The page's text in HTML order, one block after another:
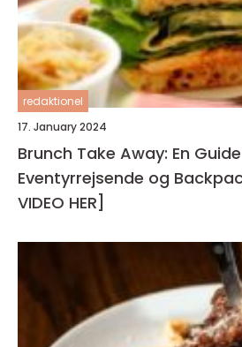
redaktionel
17. January 2024
Brunch Take Away: En
Eventyrrejsende og
VIDEO HER]